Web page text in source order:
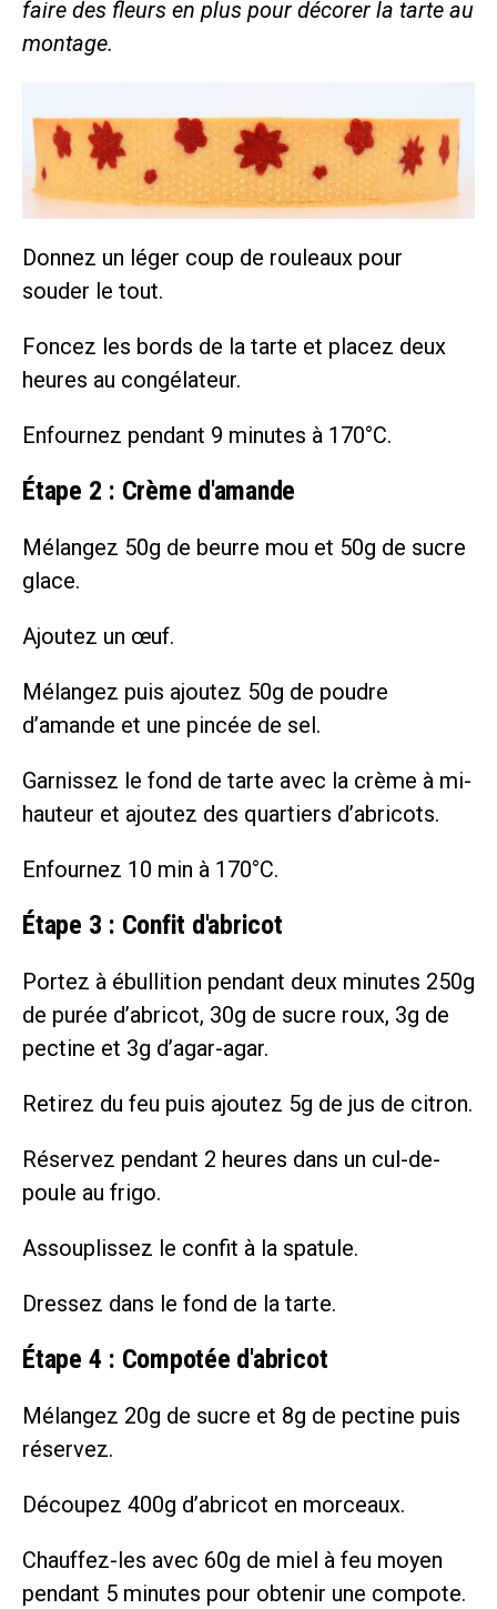
faire des fleurs en plus pour décorer la tarte au
montage.
Donnez un léger coup de rouleaux pour
souder le tout.
Foncez les bords de la tarte et placez deux
heures au congélateur.
Enfournez pendant 9 minutes à 170°C.
Étape 2 : Crème d'amande
Mélangez 50g de beurre mou et 50g de sucre
glace.
Ajoutez un œuf.
Mélangez puis ajoutez 50g de poudre
d’amande et une pincée de sel.
Garnissez le fond de tarte avec la crème à mi-
hauteur et ajoutez des quartiers d’abricots.
Enfournez 10 min à 170°C.
Étape 3 : Confit d'abricot
Portez à ébullition pendant deux minutes 250g
de purée d’abricot, 30g de sucre roux, 3g de
pectine et 3g d’agar-agar.
Retirez du feu puis ajoutez 5g de jus de citron.
Réservez pendant 2 heures dans un cul-de-
poule au frigo.
Assouplissez le confit à la spatule.
Dressez dans le fond de la tarte.
Étape 4 : Compotée d'abricot
Mélangez 20g de sucre et 8g de pectine puis
réservez.
Découpez 400g d’abricot en morceaux.
Chauffez-les avec 60g de miel à feu moyen
pendant 5 minutes pour obtenir une compote.